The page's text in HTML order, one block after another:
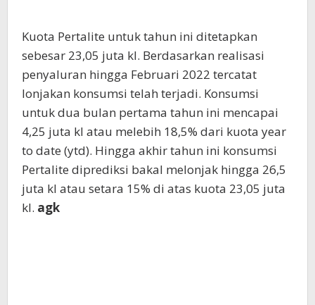
Kuota Pertalite untuk tahun ini ditetapkan
sebesar 23,05 juta kl. Berdasarkan realisasi
penyaluran hingga Februari 2022 tercatat
lonjakan konsumsi telah terjadi. Konsumsi
untuk dua bulan pertama tahun ini mencapai
4,25 juta kl atau melebih 18,5% dari kuota year
to date (ytd). Hingga akhir tahun ini konsumsi
Pertalite diprediksi bakal melonjak hingga 26,5
juta kl atau setara 15% di atas kuota 23,05 juta
kl. agk